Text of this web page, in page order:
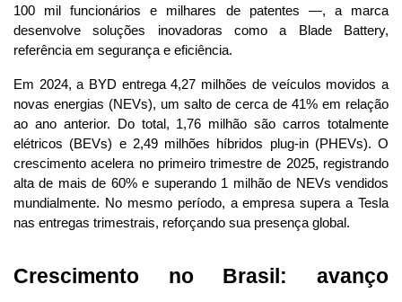
100 mil funcionários e milhares de patentes —, a marca
desenvolve soluções inovadoras como a Blade Battery,
referência em segurança e eficiência.
Em 2024, a BYD entrega 4,27 milhões de veículos movidos a
novas energias (NEVs), um salto de cerca de 41% em relação
ao ano anterior. Do total, 1,76 milhão são carros totalmente
elétricos (BEVs) e 2,49 milhões híbridos plug-in (PHEVs). O
crescimento acelera no primeiro trimestre de 2025, registrando
alta de mais de 60% e superando 1 milhão de NEVs vendidos
mundialmente. No mesmo período, a empresa supera a Tesla
nas entregas trimestrais, reforçando sua presença global.
Crescimento no Brasil: avanço